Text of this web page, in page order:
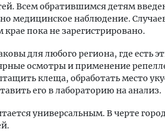
Всем обратившимся детям
медицинское наблюдение.
пока не зарегистрировано.
для любого региона, где есть
осмотры и применение
клеща, обработать место
его в лабораторию на анализ.
универсальным. В черте